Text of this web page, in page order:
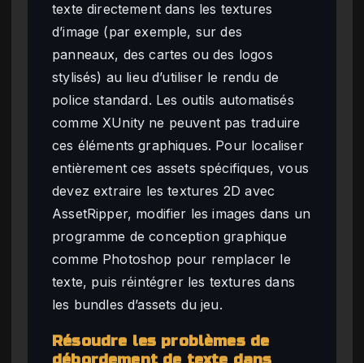
texte directement dans les textures
d’image (par exemple, sur des
panneaux, des cartes ou des logos
stylisés) au lieu d’utiliser le rendu de
police standard. Les outils automatisés
comme XUnity ne peuvent pas traduire
ces éléments graphiques. Pour localiser
entièrement ces assets spécifiques, vous
devez extraire les textures 2D avec
AssetRipper, modifier les images dans un
programme de conception graphique
comme Photoshop pour remplacer le
texte, puis réintégrer les textures dans
les bundles d’assets du jeu.
Résoudre les problèmes de